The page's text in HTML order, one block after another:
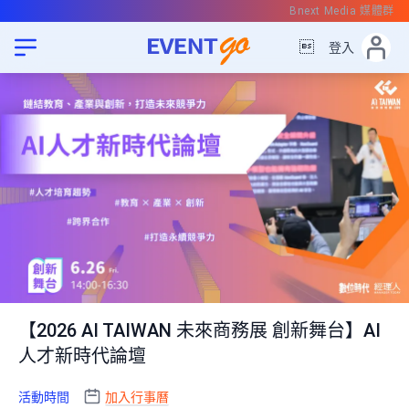
Bnext Media 媒體群
 登入
【2026 AI TAIWAN 未來商務展 創新舞台】AI
人才新時代論壇
活動時間
加入行事曆